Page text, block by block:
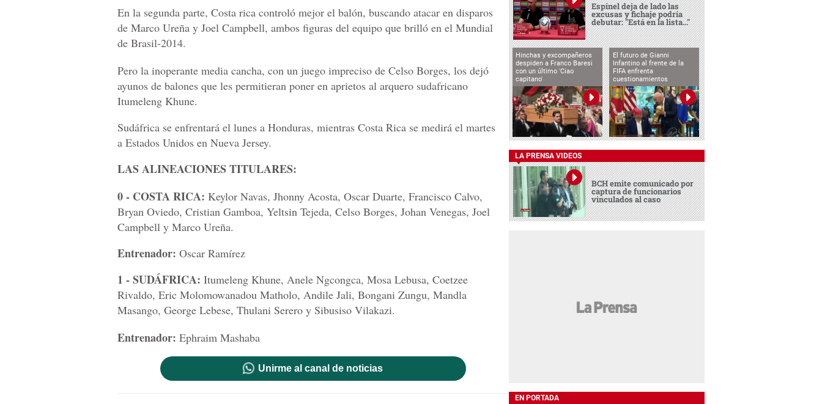
En la segunda parte, Costa rica controló mejor el balón, buscando atacar en disparos
de Marco Ureña y Joel Campbell, ambos figuras del equipo que brilló en el Mundial
de Brasil-2014.
Pero la inoperante media cancha, con un juego impreciso de Celso Borges, los dejó
ayunos de balones que les permitieran poner en aprietos al arquero sudafricano
Itumeleng Khune.
Sudáfrica se enfrentará el lunes a Honduras, mientras Costa Rica se medirá el martes
a Estados Unidos en Nueva Jersey.
LAS ALINEACIONES TITULARES:
0 - COSTA RICA: Keylor Navas, Jhonny Acosta, Oscar Duarte, Francisco Calvo,
Bryan Oviedo, Cristian Gamboa, Yeltsin Tejeda, Celso Borges, Johan Venegas, Joel
Campbell y Marco Ureña.
Entrenador: Oscar Ramírez
1 - SUDÁFRICA: Itumeleng Khune, Anele Ngcongca, Mosa Lebusa, Coetzee
Rivaldo, Eric Molomowanadou Matholo, Andile Jali, Bongani Zungu, Mandla
Masango, George Lebese, Thulani Serero y Sibusiso Vilakazi.
Entrenador: Ephraim Mashaba
Unirme al canal de noticias
Espinel deja de lado las
excusas y fichaje podría
debutar: "Está en la lista..."
Hinchas y excompañeros
despiden a Franco Baresi
con un último 'Ciao
capitano'
El futuro de Gianni
Infantino al frente de la
FIFA enfrenta
cuestionamientos
LA PRENSA VIDEOS
BCH emite comunicado por
captura de funcionarios
vinculados al caso
EN PORTADA